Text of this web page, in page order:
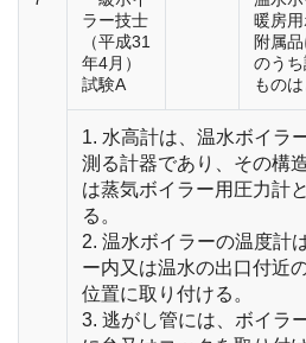
ラー技士
（平成31
年4月）
試験A
暖房
附属
のう
ものは
1. 水高計は、温水ボイラ
測る計器であり、その構
は蒸気ボイラー用圧力計
る。
2. 温水ボイラーの温度計
ー内又は温水の出口付近
位置に取り付ける。
3. 逃がし管には、ボイラ